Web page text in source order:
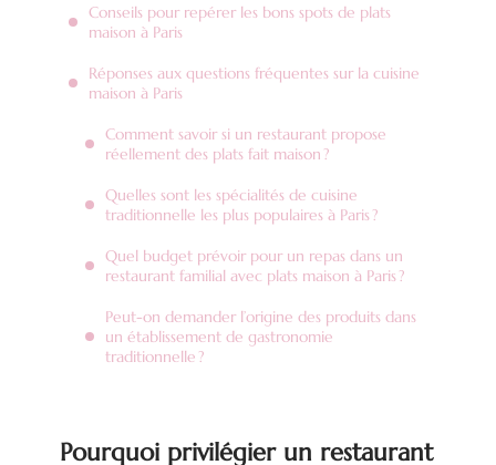
Conseils pour repérer les bons spots de plats
maison à Paris
Réponses aux questions fréquentes sur la cuisine
maison à Paris
Comment savoir si un restaurant propose
réellement des plats fait maison ?
Quelles sont les spécialités de cuisine
traditionnelle les plus populaires à Paris ?
Quel budget prévoir pour un repas dans un
restaurant familial avec plats maison à Paris ?
Peut-on demander l’origine des produits dans
un établissement de gastronomie
traditionnelle ?
Pourquoi privilégier un restaurant